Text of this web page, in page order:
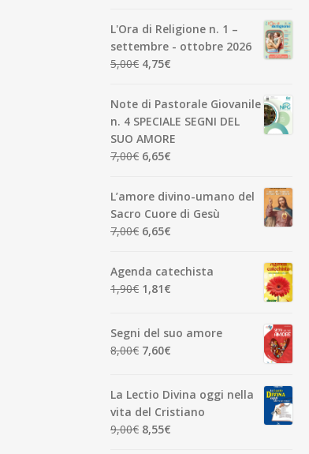
originale
era:
3,50€.
attuale
è:
L'Ora di Religione n. 1 –
settembre - ottobre 2026
5,00€ Il
originale
era:
5,00€.
4,75€
attuale
è:
4,75€.
Note di Pastorale Giovanile
n. 4 SPECIALE SEGNI DEL
SUO AMORE
7,00€ Il
originale
era:
7,00€.
6,65€
attuale
L’amore divino-umano del
Sacro Cuore di Gesù
7,00€ Il
originale
era:
7,00€.
6,65€
attuale
Agenda catechista
1,90€ Il
era:
1,90€.
1,81€
è:
Segni del suo amore
8,00€ Il
era:
8,00€.
7,60€
è:
7,60€.
La Lectio Divina oggi nella
vita del Cristiano
9,00€ Il
8,55€